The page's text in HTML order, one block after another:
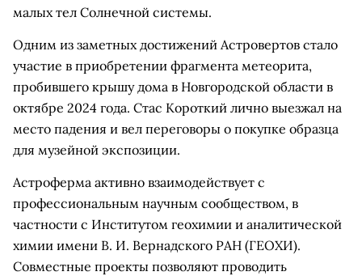
малых тел Солнечной системы.
Одним из заметных достижений Астровертов стало
участие в приобретении фрагмента метеорита,
пробившего крышу дома в Новгородской области в
октябре 2024 года. Стас Короткий лично выезжал на
место падения и вел переговоры о покупке образца
для музейной экспозиции.
Астроферма активно взаимодействует с
профессиональным научным сообществом, в
частности с Институтом геохимии и аналитической
химии имени В. И. Вернадского РАН (ГЕОХИ).
Совместные проекты позволяют проводить